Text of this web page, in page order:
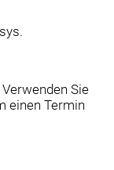
Sie
einen Termin